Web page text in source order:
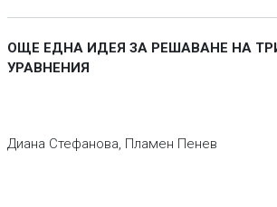
ОЩЕ ЕДНА ИДЕЯ ЗА РЕШАВАНЕ НА
УРАВНЕНИЯ
Диана Стефанова, Пламен Пенев